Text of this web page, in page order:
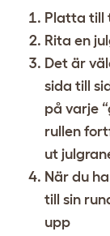
Platta till
Rita en
Det är
sida till
på varje
rullen
ut
När du
till sin
upp